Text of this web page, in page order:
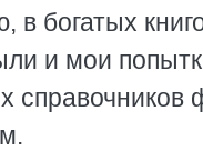
богатых
и мои